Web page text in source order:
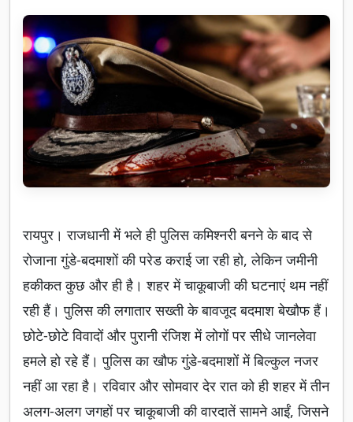
रायपुर। राजधानी में भले ही पुलिस कमिश्नरी बनने के बाद से
रोजाना गुंडे-बदमाशों की परेड कराई जा रही हो, लेकिन जमीनी
हकीकत कुछ और ही है। शहर में चाकूबाजी की घटनाएं थम नहीं
रही हैं। पुलिस की लगातार सख्ती के बावजूद बदमाश बेखौफ हैं।
छोटे-छोटे विवादों और पुरानी रंजिश में लोगों पर सीधे जानलेवा
हमले हो रहे हैं। पुलिस का खौफ गुंडे-बदमाशों में बिल्कुल नजर
नहीं आ रहा है। रविवार और सोमवार देर रात को ही शहर में तीन
अलग-अलग जगहों पर चाकूबाजी की वारदातें सामने आईं, जिसने